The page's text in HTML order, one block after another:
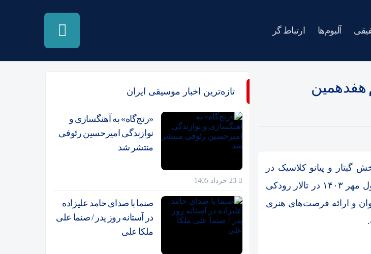
آلبوم‌ها ارتباط گر
هفدهمین
گیتار و پیانو کلاسیک در
ششمین روز از هفدهمین جشنواره ملی موسیقی جوان روز یک‌شنبه اول مهر ۱۴۰۳ در تالار رودکی
جوان و ارائه فرصت‌های هنری
تازه‌ترین اخبار موسیقی ایران
«رنج‌گاه» به آهنگسازی و
نوازندگی امیرحسین رئوفی
منتشر شد
صنما با صدای حامد علیزاده
در آستانه روز پدر / صنما علی
ملکا علی